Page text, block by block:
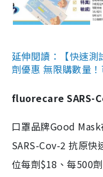
延伸閱讀：【快速
劑優惠 無限購數量
fluorecare SARS-
口罩品牌Good
SARS-Cov-2 抗原快
位每劑$18、每500